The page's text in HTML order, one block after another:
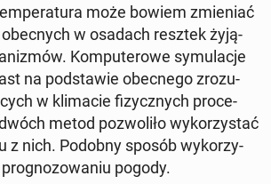
może bowiem zmie­niać
obec­nych w osadach resztek ży­ją­
Kom­pu­te­ro­we sy­mu­la­cje
na pod­sta­wie obec­ne­go zro­zu­
w kli­ma­cie fi­zycz­nych pro­ce­
metod po­zwo­li­ło wy­ko­rzy­stać
z nich. Podobny sposób wy­ko­rzy­
pogody.